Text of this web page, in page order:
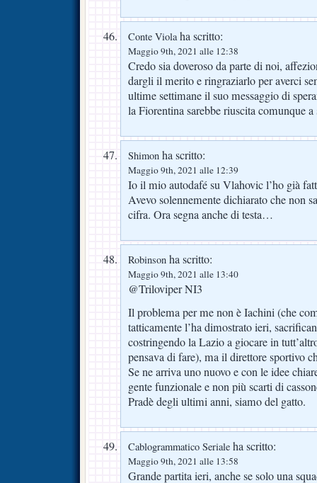
Conte Violaha scritto:
Maggio 9th, 2021 alle 12:38
Credo sia doveroso da parte di noi,
dargli il merito e ringraziarlo per averci
ultime settimane il suo messaggio di
la Fiorentina sarebbe riuscita comunque a
Shimon ha scritto:
Maggio 9th, 2021 alle 12:39
Io il mio autodafé su Vlahovic l’ho già
Avevo solennemente dichiarato che non
cifra. Ora segna anche di testa…
Robinson ha scritto:
Maggio 9th, 2021 alle 13:40
@Triloviper NI3
Il problema per me non è Iachini (che
tatticamente l’ha dimostrato ieri,
costringendo la Lazio a giocare in
pensava di fare), ma il direttore sportivo
Se ne arriva uno nuovo e con le idee
gente funzionale e non più scarti di
Pradè degli ultimi anni, siamo del gatto.
Cablogrammatico Seriale ha scritto:
Maggio 9th, 2021 alle 13:58
Grande partita ieri, anche se solo una